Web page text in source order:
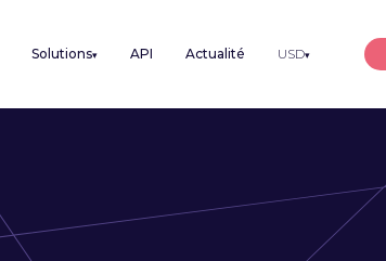
Solutions▾ API Actualité USD▾